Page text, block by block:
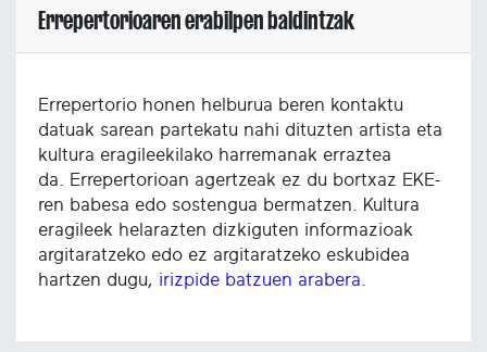
Errepertorioaren erabilpen baldintzak
Errepertorio honen helburua beren kontaktu
datuak sarean partekatu nahi dituzten artista eta
kultura eragileekilako harremanak erraztea
da. Errepertorioan agertzeak ez du bortxaz EKE-
ren babesa edo sostengua bermatzen. Kultura
eragileek helarazten dizkiguten informazioak
argitaratzeko edo ez argitaratzeko eskubidea
hartzen dugu, irizpide batzuen arabera